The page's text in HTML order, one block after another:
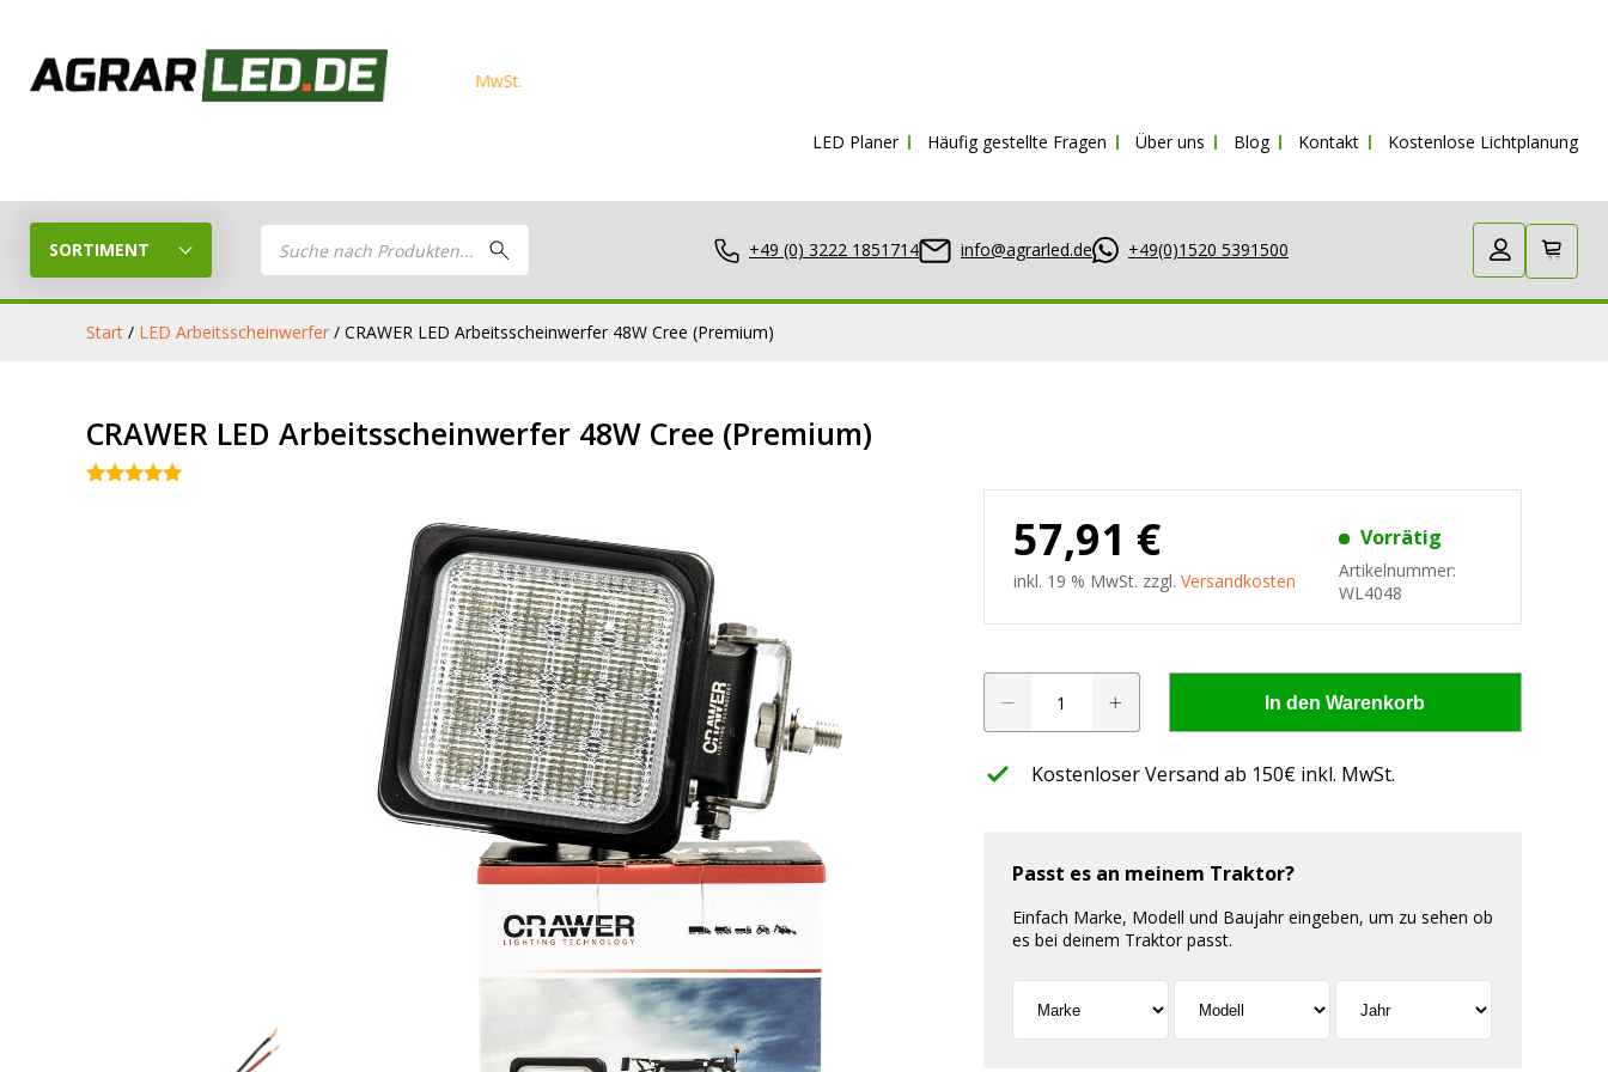
LED Planer Häufig gestellte Fragen Über uns Blog Kontakt Kostenlose Lichtplanung
SORTIMENT
Products
search +49 (0) 3222 1851714 info@agrarled.de +49(0)1520 5391500
LED Planer
Stelle dein eigenes LED-Paket
zusammen
LED
Arbeitsscheinwerfer
LED
Hauptscheinwerfer
LED
Begrenzungsleuchte
n
LED Bar & Offroad
Zusatzscheinwerfer
Düsenbeleuchtung
Beleuchtungssets
LED Planer - wissen, was passt!
Start / LED Arbeitsscheinwerfer / CRAWER LED Arbeitsscheinwerfer 48W Cree (Premium)
CRAWER LED Arbeitsscheinwerfer 48W Cree (Premium)
57,91 €
inkl. 19 % MwSt. zzgl. Versandkosten
Vorrätig
Artikelnummer:
WL4048
LED
Arbeitsscheinwerfer
48W
Cree
In den Warenkorb
Kostenloser Versand ab 150€ inkl. MwSt.
Passt es an meinem Traktor?
Einfach Marke, Modell und Baujahr eingeben, um zu sehen ob
es bei deinem Traktor passt.